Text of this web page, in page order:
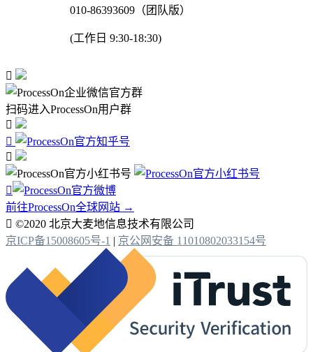
010-86393609（团队版）
(工作日 9:30-18:30)

扫码进入ProcessOn用户群




前往ProcessOn全球网站 →
 ©2020 北京大麦地信息技术有限公司
京ICP备15008605号-1 | 京公网安备 11010802033154号